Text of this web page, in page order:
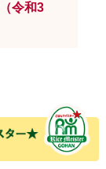
令和3